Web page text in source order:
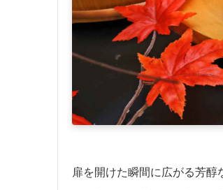
扉を開けた瞬間に広がる芳